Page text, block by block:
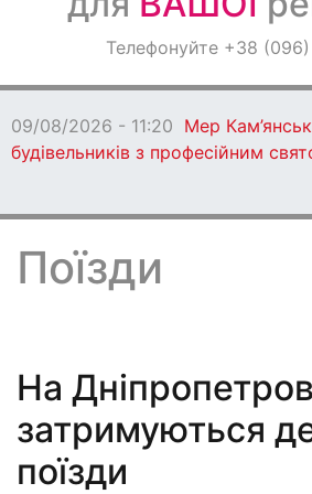
ОголошенняТелефонуйте +38
Мер Кам’янського привітав
святом
Поїзди
На
затримуються
поїзди